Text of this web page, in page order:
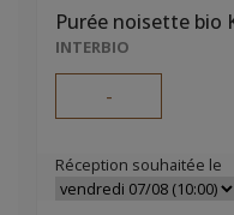
Purée noisette bio
INTERBIO
-
Réception souhaitée le